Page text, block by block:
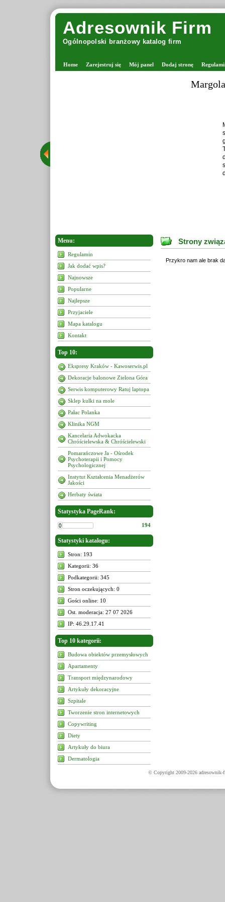
Adresownik Firm
Ogólnopolski branżowy katalog firm
Home Zarejestruj się Mój panel Dodaj stronę
Menu:
Regulamin
Jak dodać wpis?
Najnowsze
Popularne
Najlepsze
Przyjaciele
Mapa katalogu
Kontakt
Top 10:
Ekspresy Kraków - Kawoserwis.pl
Dekoracje balonowe Zielona Góra
Serwis komputerowy Ratuj laptopa
Sklep kulki na mole
Pałac Polanka
Klinika NGM
Kancelaria Adwokacka
Chróścielewska & Chróścielewski
Pomarańczowe Ja - Ośrodek
Psychoterapii i Pomocy
Psychologicznej
Instytut Kształcenia Menadżerów
Jakości
Herbaty świata
Statystyka PageRank:
194
Statystyki katalogu:
Stron: 193
Kategorii: 36
Podkategorii: 345
Stron oczekujących: 0
Gości online: 10
Ost. moderacja: 27 07 2026
IP: 46.29.17.41
Top 10 kategorii:
Budowa obiektów przemysłowych
Apartamenty
Transport międzynarodowy
Artykuły dekoracyjne
Szpitale
Tworzenie stron internetowych
Copywriting
Diety
Artykuły do biura
Dermatologia
Strony
Przykro nam ale brak
© Copyright 2009-2026